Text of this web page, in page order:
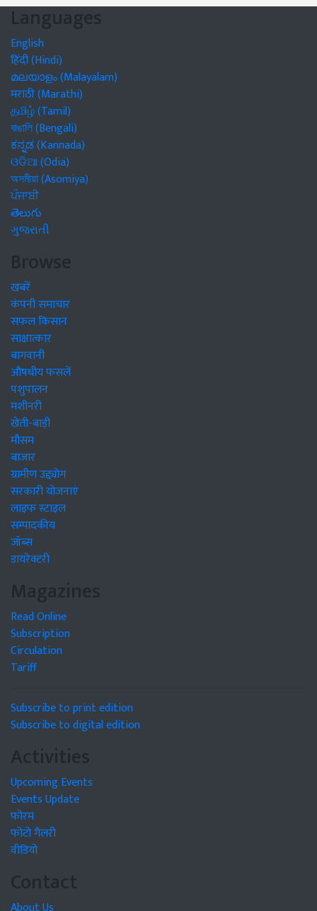
Languages
English
हिंदी (Hindi)
മലയാളം (Malayalam)
मराठी (Marathi)
தமிழ் (Tamil)
বাঙালি (Bengali)
ಕನ್ನಡ (Kannada)
ଓଡିଆ (Odia)
অসমীয়া (Asomiya)
ਪੰਜਾਬੀ
తెలుగు
ગુજરાતી
Browse
खबरें
कंपनी समाचार
सफल किसान
साक्षात्कार
बागवानी
औषधीय फसलें
पशुपालन
मशीनरी
खेती-बाड़ी
मौसम
बाजार
ग्रामीण उद्द्योग
सरकारी योजनाएं
लाइफ स्टाइल
सम्पादकीय
जॉब्स
डायरेक्टरी
Magazines
Read Online
Subscription
Circulation
Tariff
Subscribe to print edition
Subscribe to digital edition
Activities
Upcoming Events
Events Update
फोरम
फोटो गैलरी
वीडियो
Contact